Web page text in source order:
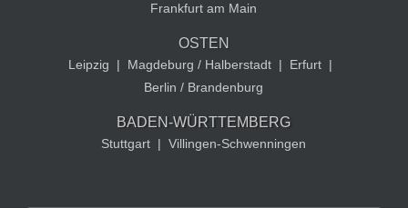
Frankfurt am Main
OSTEN
Leipzig | Magdeburg / Halberstadt | Erfurt |
Berlin / Brandenburg
BADEN-WÜRTTEMBERG
Stuttgart | Villingen-Schwenningen